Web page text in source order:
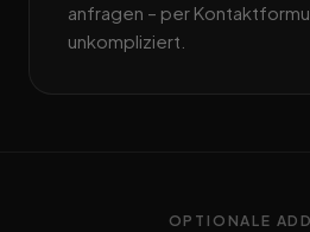
anfragen – per
unkompliziert.
OPTIONALE